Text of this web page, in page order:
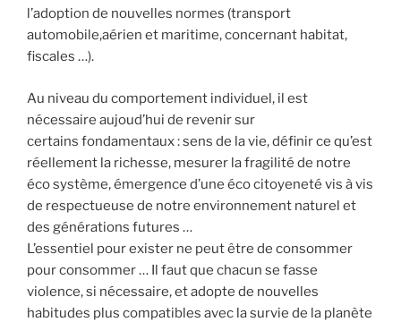
l’adoption de nouvelles normes (transport
automobile,aérien et maritime, concernant habitat,
fiscales …).
Au niveau du comportement individuel, il est
nécessaire aujoud’hui de revenir sur
certains fondamentaux : sens de la vie, définir ce qu’est
réellement la richesse, mesurer la fragilité de notre
éco système, émergence d’une éco citoyeneté vis à vis
de respectueuse de notre environnement naturel et
des générations futures …
L’essentiel pour exister ne peut être de consommer
pour consommer … Il faut que chacun se fasse
violence, si nécessaire, et adopte de nouvelles
habitudes plus compatibles avec la survie de la planète